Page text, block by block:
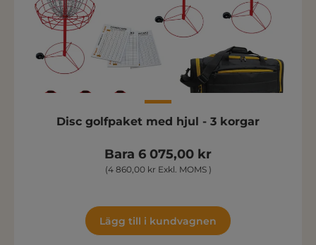
Disc golfpaket med hjul - 3 korgar
Bara 6 075,00 kr
(4 860,00 kr Exkl. MOMS )
Lägg till i kundvagnen